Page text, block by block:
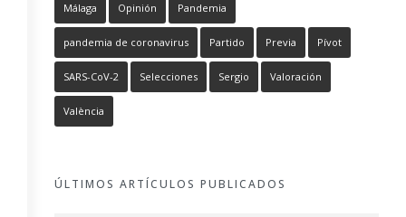
Málaga Opinión Pandemia
pandemia de coronavirus Partido Previa Pívot
SARS-CoV-2 Selecciones Sergio Valoración
València
ÚLTIMOS ARTÍCULOS PUBLICADOS